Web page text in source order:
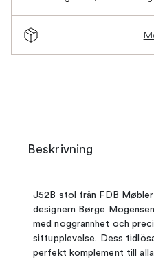
Beskrivning
J52B stol från FDB Møbler
designern Børge
med noggrannhet och
sittupplevelse. Dess
perfekt komplement till alla